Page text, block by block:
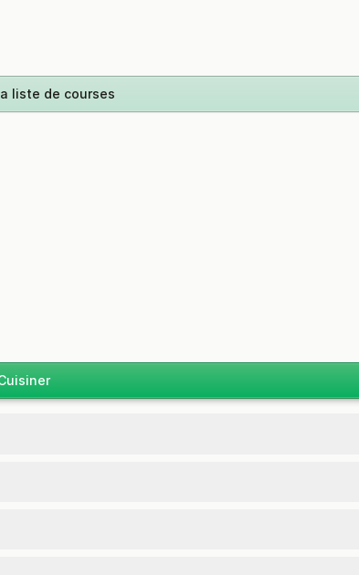
liste de courses